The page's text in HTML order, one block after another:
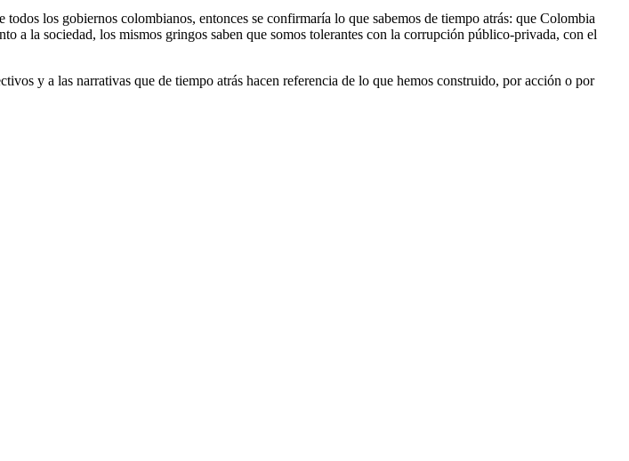
los gobiernos colombianos, entonces se confirmaría lo que sabemos de tiempo atrás: que Colombia
a la sociedad, los mismos gringos saben que somos tolerantes con la corrupción público-privada, con el
y a las narrativas que de tiempo atrás hacen referencia de lo que hemos construido, por acción o por